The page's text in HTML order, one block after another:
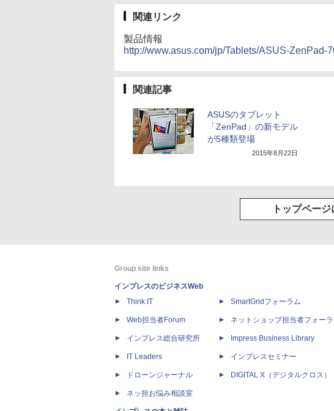
関連リンク
製品情報
http://www.asus.com/jp/Tablets/ASUS-ZenPad-
関連記事
ASUSのタブレット
「ZenPad」の新モデル
が5種類登場
2015年8月22日
トップペー
Group site links
インプレスのビジネスWeb
Think IT
Web担当者Forum
インプレス総合研究所
IT Leaders
ドローンジャーナル
ネッ担お悩み相談室
SmartGridフォーラム
ネットショップ担当者フォー
Impress Business Library
インプレスセミナー
DIGITAL X（デジタルクロス）